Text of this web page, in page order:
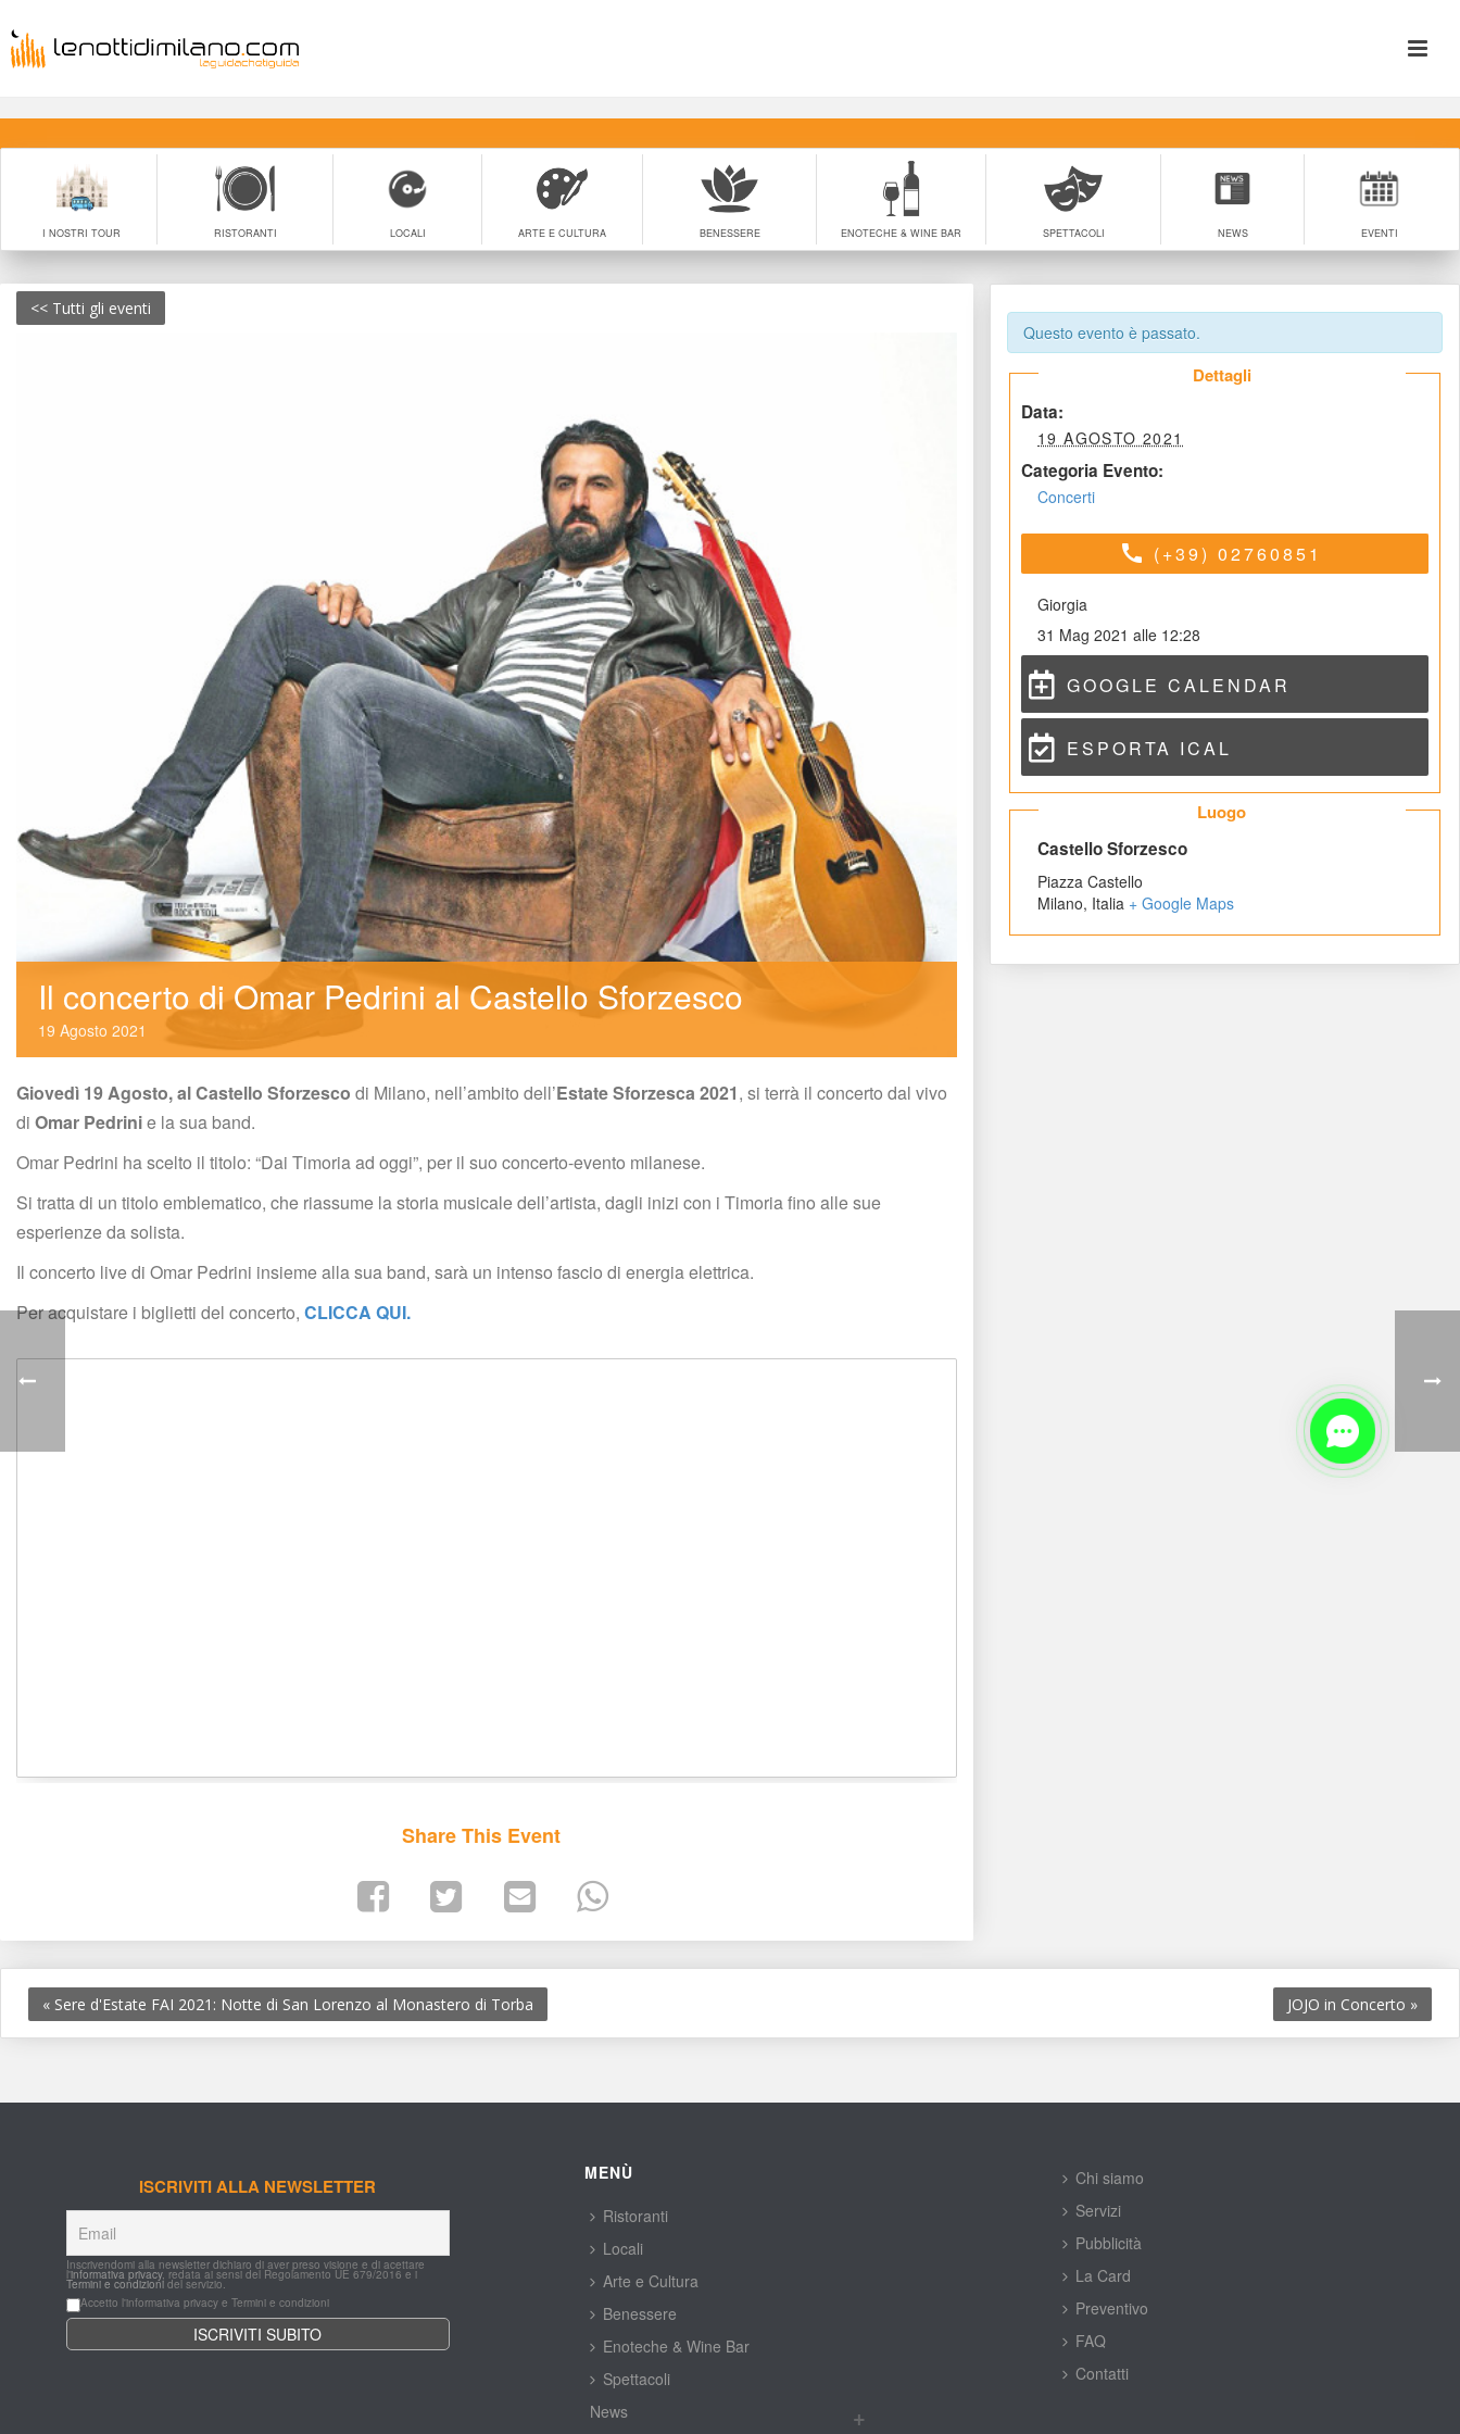
I NOSTRI TOUR RISTORANTI LOCALI ARTE E CULTURA BENESSERE ENOTECHE & WINE BAR SPETTACOLI NEWS EVENTI
<< Tutti gli eventi
Il concerto di Omar Pedrini al Castello Sforzesco
19 Agosto 2021
Giovedì 19 Agosto, al Castello Sforzesco di Milano, nell’ambito dell’Estate Sforzesca 2021, si terrà il concerto dal vivo
di Omar Pedrini e la sua band.
Omar Pedrini ha scelto il titolo: “Dai Timoria ad oggi”, per il suo concerto-evento milanese.
Si tratta di un titolo emblematico, che riassume la storia musicale dell’artista, dagli inizi con i Timoria fino alle sue
esperienze da solista.
Il concerto live di Omar Pedrini insieme alla sua band, sarà un intenso fascio di energia elettrica.
Per acquistare i biglietti del concerto, CLICCA QUI.
Share This Event
Questo evento è passato.
Dettagli
Data:
19 AGOSTO 2021
Categoria Evento:
Concerti
call (+39) 02760851
Giorgia
31 Mag 2021 alle 12:28
GOOGLE CALENDAR
ESPORTA ICAL
Luogo
Castello Sforzesco
Piazza Castello
Milano, Italia + Google Map
« Sere d'Estate FAI 2021: Notte di San Lorenzo al Monastero di Torba JOJO in Concerto »
ISCRIVITI ALLA NEWSLETTER
Inscrivendomi alla newsletter dichiaro di aver preso visione e di acettare
l'informativa privacy, redata ai sensi del Regolamento UE 679/2016 e i
Termini e condizioni del servizio.
Accetto l'informativa privacy e Termini e condizioni
MENÙ
Ristoranti
Locali
Arte e Cultura
Benessere
Enoteche & Wine Bar
Spettacoli
New
Chi siamo
Servizi
Pubblicità
La Card
Preventivo
FAQ
Contatti